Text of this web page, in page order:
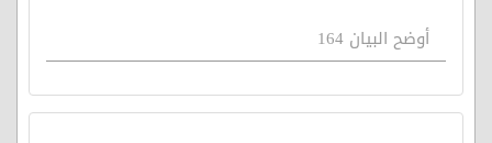
أوضح البيان 164